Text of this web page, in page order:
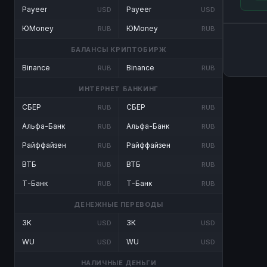
Payeer USD
ЮMoney RUB
Payeer USD
ЮMoney RUB
БАЛАНСЫ КРИПТОБИРЖ
Binance RUB Binance RUB
ИНТЕРНЕТ БАНКИНГ
СБЕР RUB
Альфа-Банк RUB
Райффайзен RUB
ВТБ RUB
Т-Банк RUB
СБЕР RUB
Альфа-Банк RUB
Райффайзен RUB
ВТБ RUB
Т-Банк RUB
ДЕНЕЖНЫЕ ПЕРЕВОДЫ
ЗК USD
WU USD
ЗК USD
WU USD
НАЛИЧНЫЕ ДЕНЬГИ